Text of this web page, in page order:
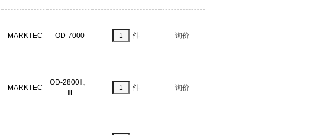
MARKTEC OD-7000 件 询价
MARKTEC
OD-2800Ⅱ、
Ⅲ
件 询价